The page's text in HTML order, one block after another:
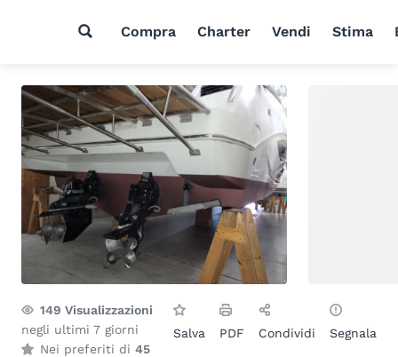
Compra Charter Vendi Stima
149 Visualizzazioni
negli ultimi 7 giorni
Nei preferiti di 45
Salva PDF Condividi Segnala